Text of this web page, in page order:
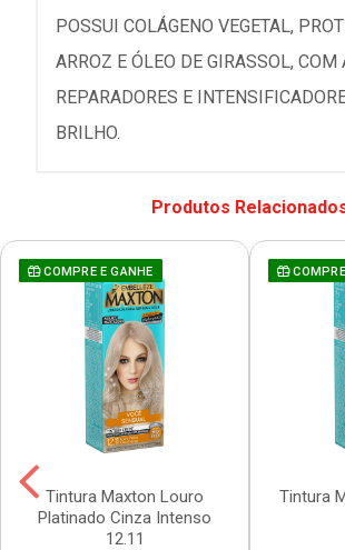
POSSUI COLÁGENO VEGETAL,
ARROZ E ÓLEO DE GIRASSOL, COM
REPARADORES E
BRILHO.
Produtos
COMPRE E GANHE
Tintura Maxton Louro
Platinado Cinza Intenso
12.11
Tintura